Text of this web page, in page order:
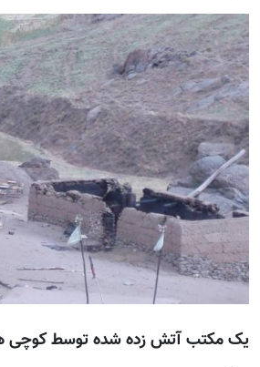
یک مکتب آتش زده شده توسط کوچی